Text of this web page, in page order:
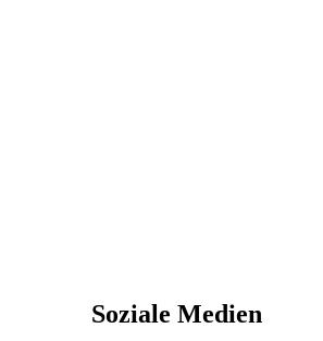
Soziale Medien